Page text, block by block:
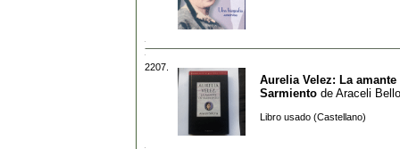
2207.
Aurelia Velez: La amante
Sarmiento de Araceli
Libro usado (Castellano)